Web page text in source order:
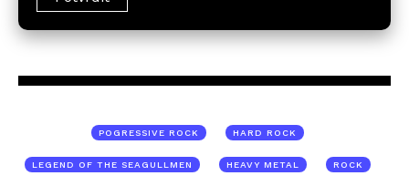
POGRESSIVE ROCK HARD ROCK
LEGEND OF THE SEAGULLMEN HEAVY METAL ROCK